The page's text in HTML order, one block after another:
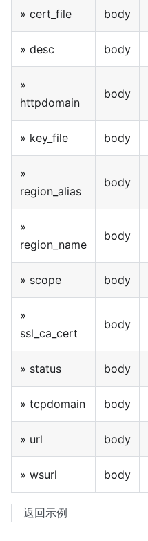
» cert_file body
» desc body
»
httpdomain
body
» key_file body
»
region_alias
body
»
region_name
body
» scope body
»
ssl_ca_cert
body
» status body
» tcpdomain body
» url body
» wsurl body
返回示例